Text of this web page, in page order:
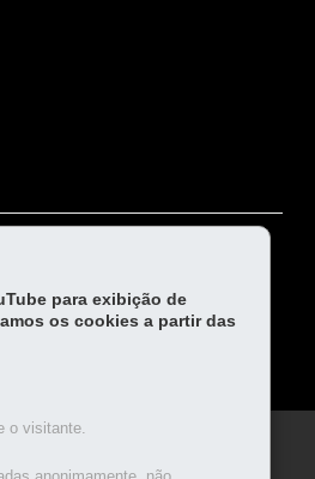
para exibição de
os cookies a partir das
o visitante.